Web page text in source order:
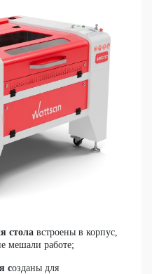
стола встроены в корпус,
мешали работе;
созданы для